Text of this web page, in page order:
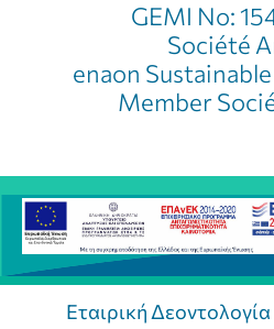
GEMI No:
Société
enaon
Member
Εταιρική